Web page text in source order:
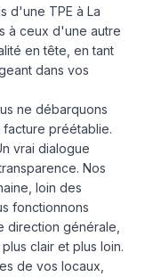
d'une TPE à La
à ceux d'une autre
en tête, en tant
dans vos
ne débarquons
préétablie.
vrai dialogue
Nos
loin des
fonctionnons
direction générale,
clair et plus loin.
de vos locaux,